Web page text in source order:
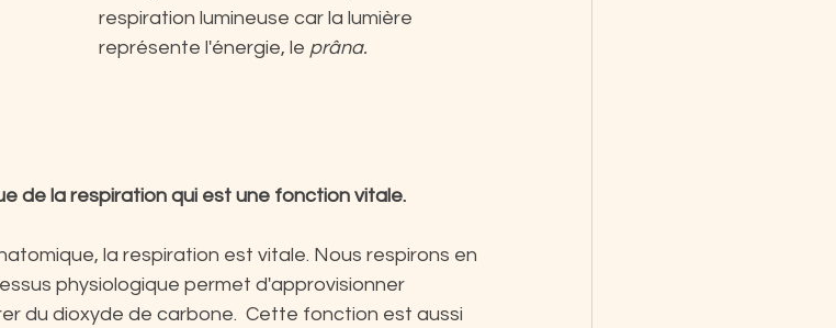
respiration lumineuse car la lumière
représente l'énergie, le prâna.
de la respiration qui est une fonction vitale.
la respiration est vitale. Nous respirons en
physiologique permet d'approvisionner
du dioxyde de carbone.  Cette fonction est aussi